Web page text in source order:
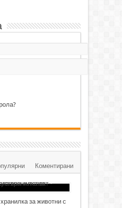
Коментирани
за животни с